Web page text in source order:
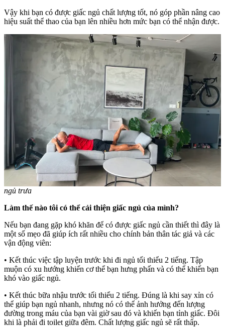
Vậy khi bạn có được giấc ngủ chất lượng tốt, nó góp phần nâng cao
hiệu suất thể thao của bạn lên nhiều hơn mức bạn có thể nhận được.
ngủ trưa
Làm thế nào tôi có thể cải thiện giấc ngủ của mình?
Nếu bạn đang gặp khó khăn để có được giấc ngủ cần thiết thì đây là
một số mẹo đã giúp ích rất nhiều cho chính bản thân tác giả và các
vận động viên:
• Kết thúc việc tập luyện trước khi đi ngủ tối thiểu 2 tiếng. Tập
muộn có xu hướng khiến cơ thể bạn hưng phấn và có thể khiến bạn
khó vào giấc ngủ.
• Kết thúc bữa nhậu trước tối thiểu 2 tiếng. Đúng là khi say xỉn có
thể giúp bạn ngủ nhanh, nhưng nó có thể ảnh hưởng đến lượng
đường trong máu của bạn vài giờ sau đó và khiến bạn tỉnh giấc. Đôi
khi là phải đi toilet giữa đêm. Chất lượng giấc ngủ sẽ rất thấp.